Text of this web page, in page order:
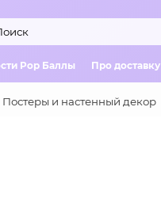
Pop Баллы Про доставку
Постеры и настенный декор